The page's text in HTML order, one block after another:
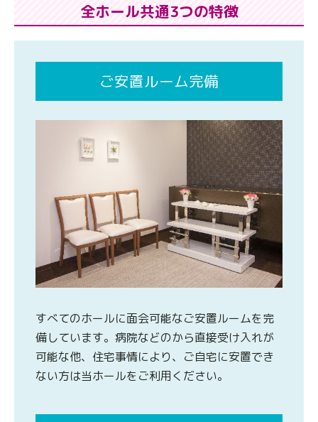
全ホール共通3つの特徴
ご安置ルーム完備
すべてのホールに面会可能なご安置ルームを完
備しています。病院などのから直接受け入れが
可能な他、住宅事情により、ご自宅に安置でき
ない方は当ホールをご利用ください。